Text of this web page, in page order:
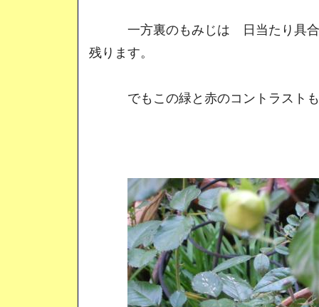
一方裏のもみじは 日当たり具合
残ります。
でもこの緑と赤のコントラスト